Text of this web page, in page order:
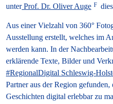
unterProf. Dr. Oliver Auge
Aus einer Vielzahl von 360°
Ausstellung erstellt, welches im
werden kann. In der
erklärende Texte, Bilder und
#RegionalDigital Schleswig-
Partner aus der Region
Geschichten digital erlebbar zu